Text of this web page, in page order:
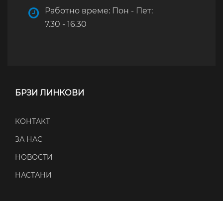
Работно време: Пон - Пет:
7.30 - 16.30
БРЗИ ЛИНКОВИ
КОНТАКТ
ЗА НАС
НОВОСТИ
НАСТАНИ